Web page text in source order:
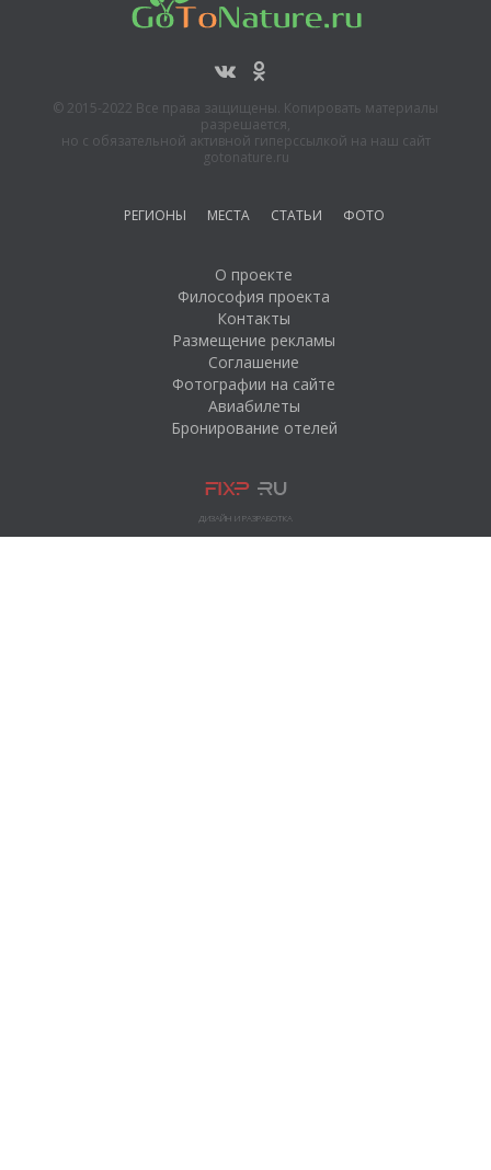
© 2015-2022 Все права защищены. Копировать материалы
разрешается,
но с обязательной активной гиперссылкой на наш сайт
gotonature.ru
РЕГИОНЫ МЕСТА СТАТЬИ ФОТО
О проекте
Философия проекта
Контакты
Размещение рекламы
Соглашение
Фотографии на сайте
Авиабилеты
Бронирование отелей
ДИЗАЙН И РАЗРАБОТКА